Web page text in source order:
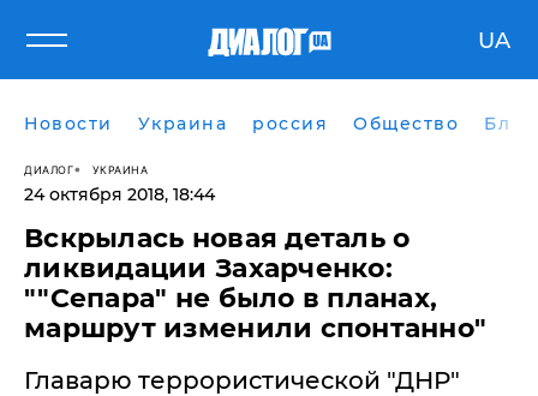
UA
Новости Украина россия Общество
ДИАЛОГ УКРАИНА
24 октября 2018, 18:44
​Вскрылась новая деталь о
ликвидации Захарченко:
""Сепара" не было в планах,
маршрут изменили спонтанно"
Главарю террористической "ДНР"